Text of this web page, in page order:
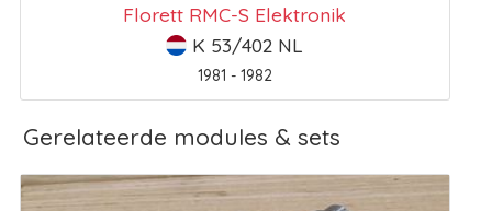
Florett RMC-S Elektronik
K 53/402 NL
1981 - 1982
Gerelateerde modules & sets